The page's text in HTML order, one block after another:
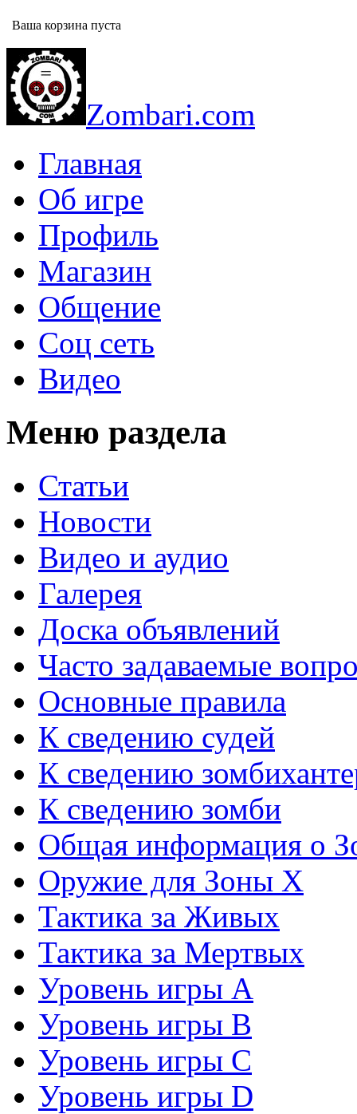
Ваша корзина пуста
Zombari.com
Главная
Об игре
Профиль
Магазин
Общение
Соц сеть
Видео
Меню раздела
Статьи
Новости
Видео и аудио
Галерея
Доска объявлений
Часто задаваемые
Основные правила
К сведению судей
К сведению
К сведению зомби
Общая информация о
Оружие для Зоны Х
Тактика за Живых
Тактика за Мертвых
Уровень игры А
Уровень игры В
Уровень игры С
Уровень игры D